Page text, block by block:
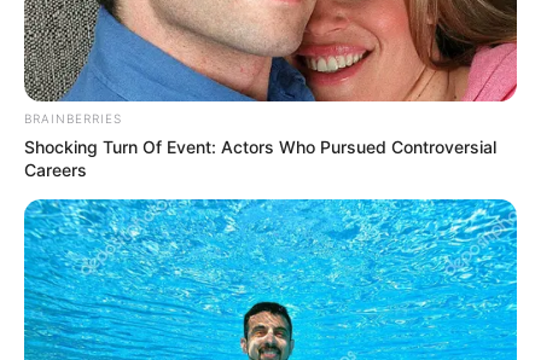
BRAINBERRIES
Shocking Turn Of Event: Actors Who Pursued Controversial
Careers